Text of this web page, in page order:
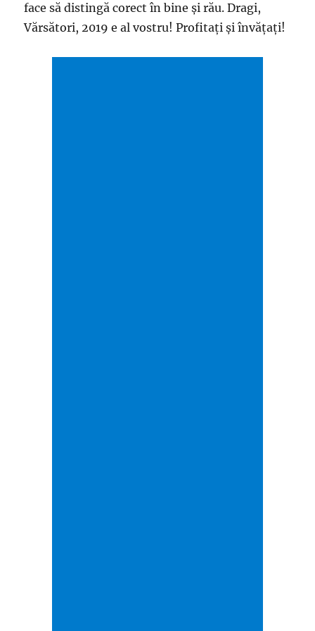
face să distingă corect în bine și rău. Dragi,
Vărsători, 2019 e al vostru! Profitați și învățați!